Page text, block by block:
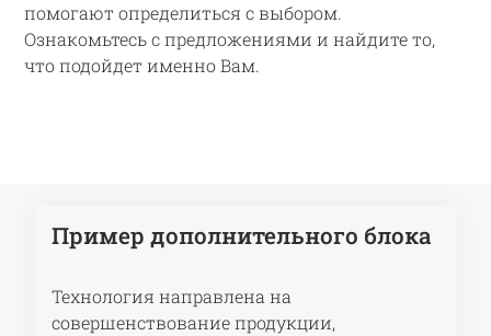
помогают определиться с выбором.
Ознакомьтесь с предложениями и найдите то,
что подойдет именно Вам.
Пример дополнительного блока
Технология направлена на
совершенствование продукции,